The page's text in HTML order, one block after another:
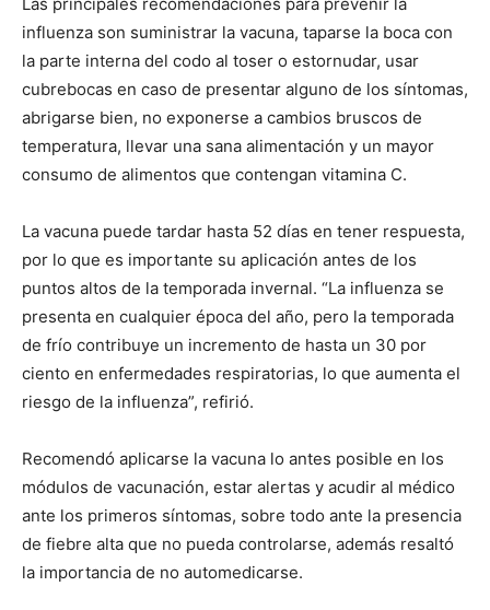
influenza son suministrar la vacuna, taparse la boca con
la parte interna del codo al toser o estornudar, usar
cubrebocas en caso de presentar alguno de los síntomas,
abrigarse bien, no exponerse a cambios bruscos de
temperatura, llevar una sana alimentación y un mayor
consumo de alimentos que contengan vitamina C.
La vacuna puede tardar hasta 52 días en tener respuesta,
por lo que es importante su aplicación antes de los
puntos altos de la temporada invernal. “La influenza se
presenta en cualquier época del año, pero la temporada
de frío contribuye un incremento de hasta un 30 por
ciento en enfermedades respiratorias, lo que aumenta el
riesgo de la influenza”, refirió.
Recomendó aplicarse la vacuna lo antes posible en los
módulos de vacunación, estar alertas y acudir al médico
ante los primeros síntomas, sobre todo ante la presencia
de fiebre alta que no pueda controlarse, además resaltó
la importancia de no automedicarse.